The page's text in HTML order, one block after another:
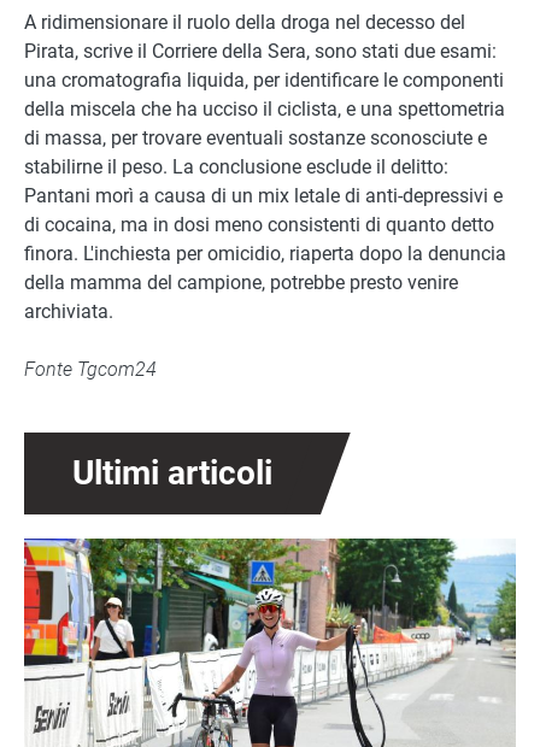
A ridimensionare il ruolo della droga nel decesso del
Pirata, scrive il Corriere della Sera, sono stati due esami:
una cromatografia liquida, per identificare le componenti
della miscela che ha ucciso il ciclista, e una spettometria
di massa, per trovare eventuali sostanze sconosciute e
stabilirne il peso. La conclusione esclude il delitto:
Pantani morì a causa di un mix letale di anti-depressivi e
di cocaina, ma in dosi meno consistenti di quanto detto
finora. L'inchiesta per omicidio, riaperta dopo la denuncia
della mamma del campione, potrebbe presto venire
archiviata.
Fonte Tgcom24
Ultimi articoli
Immagine